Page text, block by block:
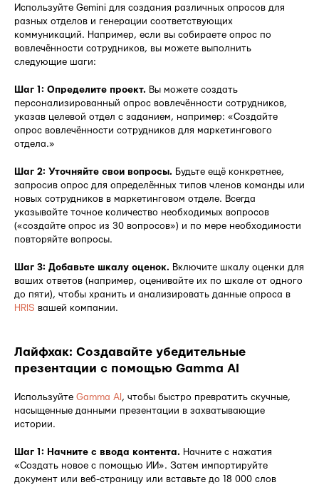
Используйте Gemini для создания различных опросов для
разных отделов и генерации соответствующих
коммуникаций. Например, если вы собираете опрос по
вовлечённости сотрудников, вы можете выполнить
следующие шаги:
Шаг 1: Определите проект. Вы можете создать
персонализированный опрос вовлечённости сотрудников,
указав целевой отдел с заданием, например: «Создайте
опрос вовлечённости сотрудников для маркетингового
отдела.»
Шаг 2: Уточняйте свои вопросы. Будьте ещё конкретнее,
запросив опрос для определённых типов членов команды или
новых сотрудников в маркетинговом отделе. Всегда
указывайте точное количество необходимых вопросов
(«создайте опрос из 30 вопросов») и по мере необходимости
повторяйте вопросы.
Шаг 3: Добавьте шкалу оценок. Включите шкалу оценки для
ваших ответов (например, оценивайте их по шкале от одного
до пяти), чтобы хранить и анализировать данные опроса в
HRIS вашей компании.
Лайфхак: Создавайте убедительные
презентации с помощью Gamma AI
Используйте Gamma AI , чтобы быстро превратить скучные,
насыщенные данными презентации в захватывающие
истории.
Шаг 1: Начните с ввода контента. Начните с нажатия
«Создать новое с помощью ИИ». Затем импортируйте
документ или веб-страницу или вставьте до 18 000 слов